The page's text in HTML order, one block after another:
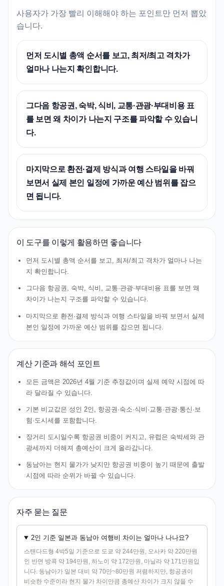
사용자가 가장 빨리 이해해야 하는 포인트만 먼저 뽑았
습니다.
먼저 도시별 총액 순서를 보고, 최저/최고 격차가
얼마나 나는지 확인합니다.
그다음 항공권, 숙박, 식비, 교통·관광·부대비용 표
를 보면 왜 차이가 나는지 구조를 파악할 수 있습니
다.
마지막으로 환전·결제 방식과 여행 스타일을 바꿔
보면서 실제 본인 일정에 가까운 예산 범위를 잡으
면 됩니다.
이 도구를 이렇게 활용하면 좋습니다
먼저 도시별 총액 순서를 보고, 최저/최고 격차가 얼마나 나는
지 확인합니다.
그다음 항공권, 숙박, 식비, 교통·관광·부대비용 표를 보면 왜
차이가 나는지 구조를 파악할 수 있습니다.
마지막으로 환전·결제 방식과 여행 스타일을 바꿔 보면서 실제
본인 일정에 가까운 예산 범위를 잡으면 됩니다.
계산 기준과 해석 포인트
모든 금액은 2026년 4월 기준 추정값이며 실제 예약 시점에 따
라 달라질 수 있습니다.
기본 비교값은 성인 2인, 항공권·숙소·식비·교통·관광·통신·보
험·도시세를 포함합니다.
장거리 도시일수록 항공권 비중이 커지고, 유럽은 숙박세와 관
광세까지 더해져 총예산이 크게 올라갑니다.
동남아는 현지 물가가 낮지만 항공권 비중이 높기 때문에 출발
시점에 따라 순위가 바뀔 수 있습니다.
자주 묻는 질문
2인 기준 일본과 동남아 여행비 차이는 얼마나 나나요?
스탠다드형 4박5일 기준으로 도쿄 약 244만원, 오사카 약 220만원
인 반면 방콕 약 194만원, 하노이 약 172만원, 마닐라 약 171만원입
니다. 동남아가 일본 대비 약 70만~80만원 저렴하지만, 항공권이
비슷한 수준이라 현지 물가 차이만큼 총예산 차이가 크지 않을 수